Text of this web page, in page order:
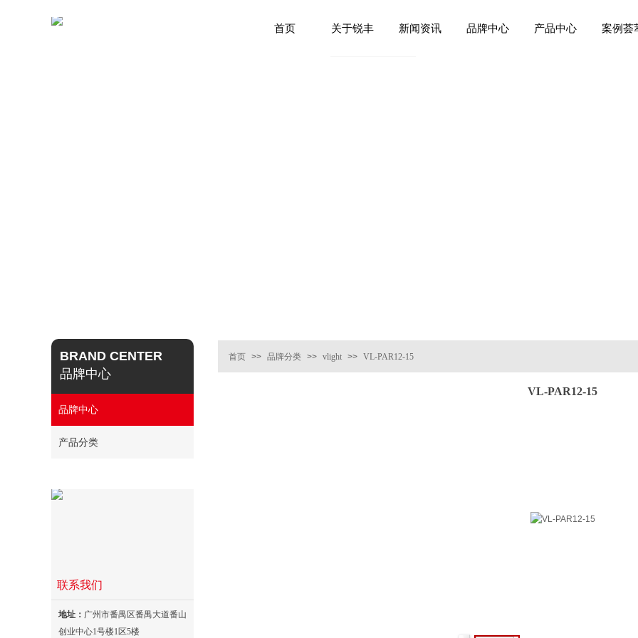
BRAND CENTER
品牌中心
首页 >> 品牌分类 >> vlight >> VL-PAR12-15
VL-PAR12-15
品牌中心
产品分类
地址： 广州市番禺区番禺大道番山
创业中心1号楼1区5楼
联系我们